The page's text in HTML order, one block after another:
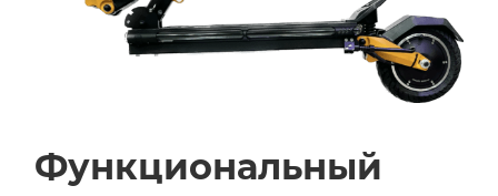
Функциональный